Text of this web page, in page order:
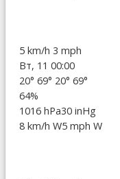
5 km/h 3 mph
Вт, 11 00:00
20° 69° 20° 69°
64%
1016 hPa30 inHg
8 km/h W5 mph W